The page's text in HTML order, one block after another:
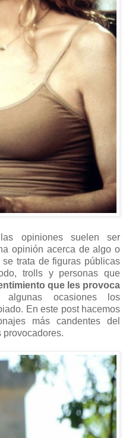
opiniones suelen ser
opinión acerca de algo o
trata de figuras públicas
trolls y personas que
que les provoca
ocasiones los
En este post hacemos
más candentes del
provocadores.